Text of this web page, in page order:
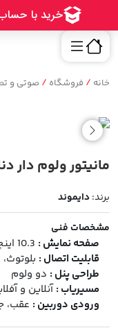
خانه / فروشگاه / صوتی و
مانیتور ولوم دار
برند: دایموند
مشخصات فنی
صفحه نمایش : 10.3 اینچی
قابلیت اتصال :
طراحی پنل : دو ولوم
مسیریاب : آنلاین و
ورودی دوربین : عقب،